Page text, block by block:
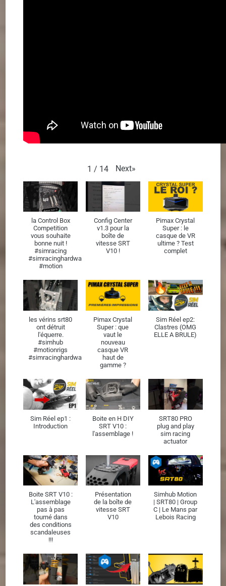
1 / 14 Next»
la Control Box
Competition
vous souhaite
bonne nuit !
#simracing
#simracinghardware
#motion
Config Center
v1.3 pour la
boîte de
vitesse SRT
V10 !
Pimax Crystal
Super : le
casque de VR
ultime ? Test
complet
les vérins srt80
ont détruit
l'équerre.
#simhub
#motionrigs
#simracinghardware
Pimax Crystal
Super : que
vaut le
nouveau
casque VR
haut de
gamme ?
Sim Réel ep2:
Clastres (OMG
ELLE A BRULE)
Sim Réel ep1 :
Introduction
Boite en H DIY
SRT V10 :
l'assemblage !
SRT80 PRO
plug and play
sim racing
actuator
Boite SRT V10 :
L'assemblage
pas à pas
tourné dans
des conditions
scandaleuses
!!!
Présentation
de la boîte de
vitesse SRT
V10
Simhub Motion
| SRT80 | Group
C | Le Mans par
Lebois Racing